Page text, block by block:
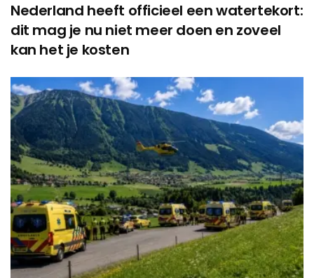
Nederland heeft officieel een watertekort:
dit mag je nu niet meer doen en zoveel
kan het je kosten